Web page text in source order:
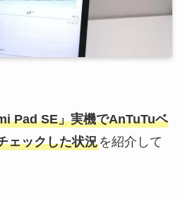
Pad SE」実機でAnTuTuベ
ェックした状況を紹介して